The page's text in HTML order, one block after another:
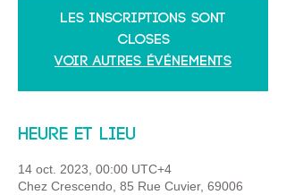
Les inscriptions sont
closes
Voir autres événements
Heure et lieu
14 oct. 2023, 00:00 UTC+4
Chez Crescendo, 85 Rue Cuvier, 69006